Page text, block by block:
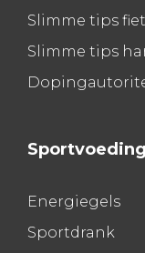
Slimme tips
Slimme tips
Sportvoeding
Energiegels
Sportdrank